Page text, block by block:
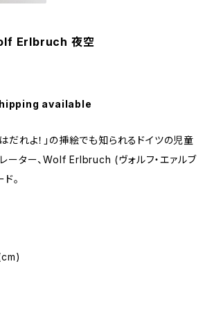
Erlbruch 夜空
available
だれよ！」の挿絵でも知られるドイツの児童
ーター、Wolf Erlbruch (ヴォルフ・エァルブ
。